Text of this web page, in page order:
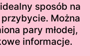
sposób na
Można
pary młodej,
informacje.